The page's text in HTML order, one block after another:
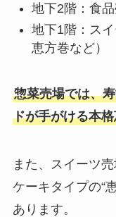
地下2階：食
地下1階：ス
恵方巻など）
惣菜売場では、
ドが手がける本
また、スイーツ
ケーキタイプの“
あります。